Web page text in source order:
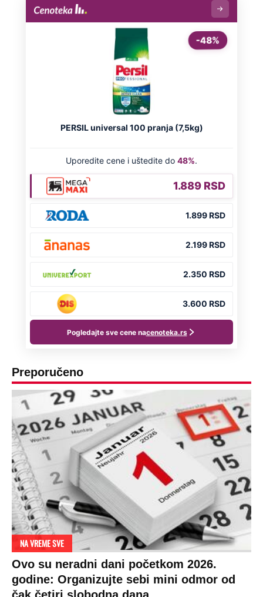
Preporučeno
NA VREME SVE
Ovo su neradni dani početkom 2026.
godine: Organizujte sebi mini odmor od